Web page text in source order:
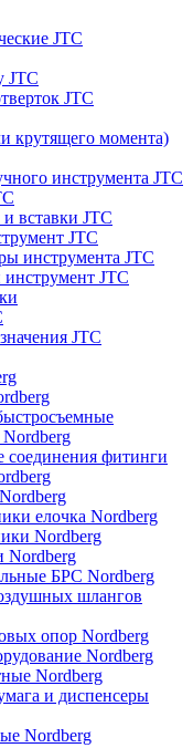
JTC
JTC
JTC
крутящего момента)
инструмента JTC
вставки JTC
JTC
инструмента JTC
JTC
JTC
соединения фитинги
елочка Nordberg
Nordberg
Nordberg
БРС Nordberg
шлангов
опор Nordberg
Nordberg
Nordberg
и диспенсеры
Nordberg